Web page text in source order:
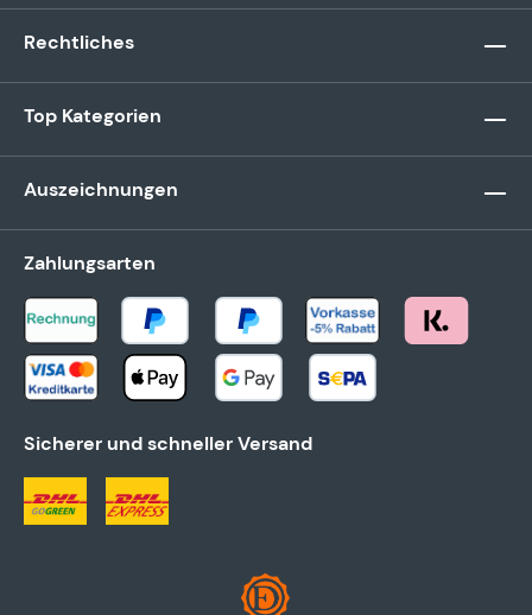
Rechtliches
Top Kategorien
Auszeichnungen
Zahlungsarten
Sicherer und schneller Versand